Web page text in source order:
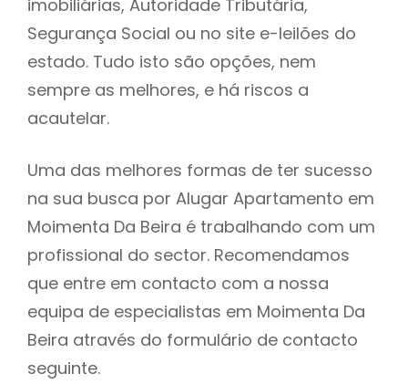
imobiliárias, Autoridade Tributária,
Segurança Social ou no site e-leilões do
estado. Tudo isto são opções, nem
sempre as melhores, e há riscos a
acautelar.
Uma das melhores formas de ter sucesso
na sua busca por Alugar Apartamento em
Moimenta Da Beira é trabalhando com um
profissional do sector. Recomendamos
que entre em contacto com a nossa
equipa de especialistas em Moimenta Da
Beira através do formulário de contacto
seguinte.